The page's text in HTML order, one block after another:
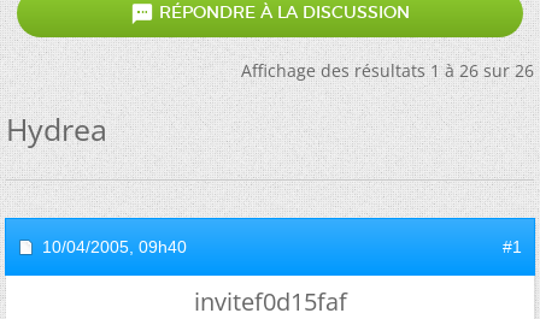
 RÉPONDRE À LA DISCUSSION
Affichage des résultats 1 à 26 sur 26
Hydrea
10/04/2005, 09h40 #1
invitef0d15faf